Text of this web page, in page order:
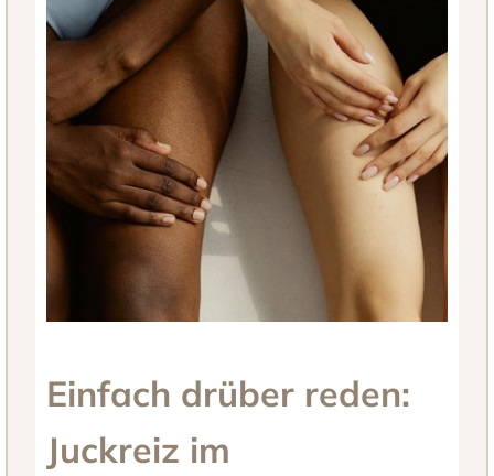
Einfach drüber reden:
Juckreiz im